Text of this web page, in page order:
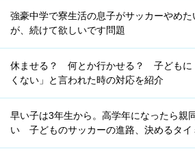
強豪中学で寮生活の息子がサッカーやめた
が、続けて欲しいです問題
休ませる？ 何とか行かせる？ 子どもに
くない」と言われた時の対応を紹介
早い子は3年生から。高学年になったら親
い 子どものサッカーの進路、決めるタイ